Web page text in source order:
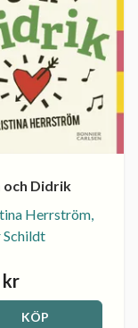
och Didrik
Herrström,
Schildt
kr
KÖP